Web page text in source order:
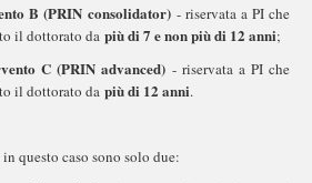
B (PRIN consolidator)- riservata a PI che
il dottorato da più di 7 e non più di 12 anni;
C (PRIN advanced) - riservata a PI che
il dottorato da più di 12 anni.
questo caso sono solo due: